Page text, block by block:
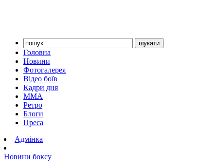
Головна
Новини
Фотогалерея
Відео боїв
Кадри дня
ММА
Ретро
Блоги
Преса
Адмінка
Новини боксу